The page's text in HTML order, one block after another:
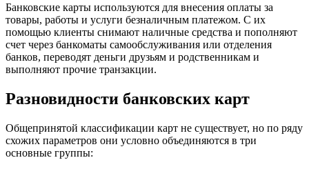
Банковские карты используются для внесения оплаты за
товары, работы и услуги безналичным платежом. С их
помощью клиенты снимают наличные средства и пополняют
счет через банкоматы самообслуживания или отделения
банков, переводят деньги друзьям и родственникам и
выполняют прочие транзакции.
Разновидности банковских карт
Общепринятой классификации карт не существует, но по ряду
схожих параметров они условно объединяются в три
основные группы: